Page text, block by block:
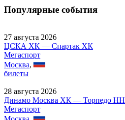
Популярные события
27 августа 2026
ЦСКА ХК — Спартак ХК
Мегаспорт
Москва,
билеты
28 августа 2026
Динамо Москва ХК — Торпедо НН
Мегаспорт